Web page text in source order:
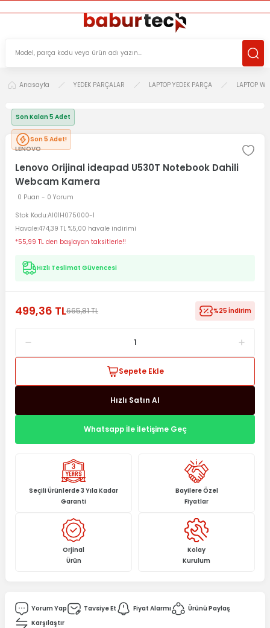
Anasayfa YEDEK PARÇALAR LAPTOP YEDEK PARÇA LAPTOP
Son Kalan 5 Adet
Son 5 Adet!
LENOVO
Lenovo Orijinal ideapad U530T Notebook Dahili
Webcam Kamera
0 Puan - 0 Yorum
Stok Kodu AI01H075000-1
Havale474,39 TL %5,00 havale indirimi
*55,99 TL den başlayan taksitlerle!!
Hızlı Teslimat Güvencesi
499,36 TL665,81 TL %25 İndirim
Sepete Ekle
Hızlı Satın Al
Whatsapp İle İletişime Geç
Seçili Ürünlerde 3 Yıla Kadar
Garanti
Bayilere Özel
Fiyatlar
Orjinal
Ürün
Kolay
Kurulum
Yorum Yap Tavsiye Et Fiyat Alarmı
Ürünü Paylaş
Karşılaştır